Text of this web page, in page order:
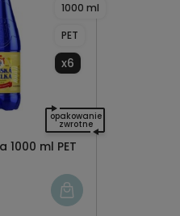
1000 ml PET
1000 ml
PET
x6
opakowanie
zwrotne